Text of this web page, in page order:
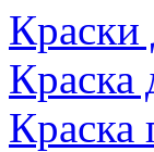
Краски
Краска
Краска